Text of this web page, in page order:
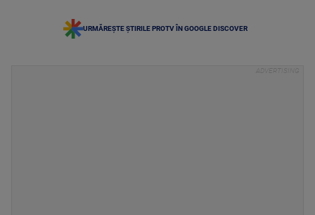
URMĂREȘTE ȘTIRILE PROTV ÎN GOOGLE DISCOVER